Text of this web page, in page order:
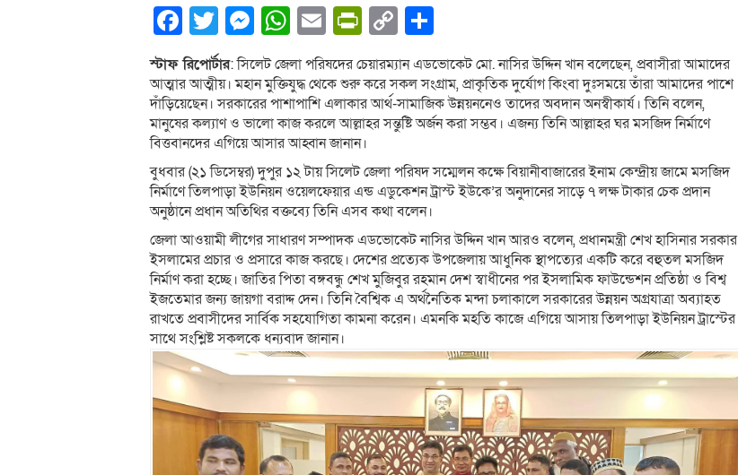
Facebook
Twitter
Messenger
WhatsApp
EmailPrintFriendly
Copy
Link
স্টাফ রিপোর্টার: সিলেট জেলা পরিষদের চেয়ারম্যান এডভোকেট মো. নাসির উদ্দিন খান বলেছেন, প্রবাসীরা আমাদের
আত্মার আত্মীয়। মহান মুক্তিযুদ্ধ থেকে শুরু করে সকল সংগ্রাম, প্রাকৃতিক দুর্যোগ কিংবা দুঃসময়ে তাঁরা আমাদের পাশে
দাঁড়িয়েছেন। সরকারের পাশাপাশি এলাকার আর্থ-সামাজিক উন্নয়ননেও তাদের অবদান অনস্বীকার্য। তিনি বলেন,
মানুষের কল্যাণ ও ভালো কাজ করলে আল্লাহর সন্তুষ্টি অর্জন করা সম্ভব। এজন্য তিনি আল্লাহর ঘর মসজিদ নির্মাণে
বিত্তবানদের এগিয়ে আসার আহ্বান জানান।
বুধবার (২১ ডিসেম্বর) দুপুর ১২ টায় সিলেট জেলা পরিষদ সম্মেলন কক্ষে বিয়ানীবাজারের ইনাম কেন্দ্রীয় জামে মসজিদ
নির্মাণে তিলপাড়া ইউনিয়ন ওয়েলফেয়ার এন্ড এডুকেশন ট্রাস্ট ইউকে’র অনুদানের সাড়ে ৭ লক্ষ টাকার চেক প্রদান
অনুষ্ঠানে প্রধান অতিথির বক্তব্যে তিনি এসব কথা বলেন।
জেলা আওয়ামী লীগের সাধারণ সম্পাদক এডভোকেট নাসির উদ্দিন খান আরও বলেন, প্রধানমন্ত্রী শেখ হাসিনার সরকার
ইসলামের প্রচার ও প্রসারে কাজ করছে। দেশের প্রত্যেক উপজেলায় আধুনিক স্থাপত্যের একটি করে বহুতল মসজিদ
নির্মাণ করা হচ্ছে। জাতির পিতা বঙ্গবন্ধু শেখ মুজিবুর রহমান দেশ স্বাধীনের পর ইসলামিক ফাউন্ডেশন প্রতিষ্ঠা ও বিশ্ব
ইজতেমার জন্য জায়গা বরাদ্দ দেন। তিনি বৈশ্বিক এ অর্থনৈতিক মন্দা চলাকালে সরকারের উন্নয়ন অগ্রযাত্রা অব্যাহত
রাখতে প্রবাসীদের সার্বিক সহযোগিতা কামনা করেন। এমনকি মহতি কাজে এগিয়ে আসায় তিলপাড়া ইউনিয়ন ট্রাস্টের
সাথে সংশ্লিষ্ট সকলকে ধন্যবাদ জানান।